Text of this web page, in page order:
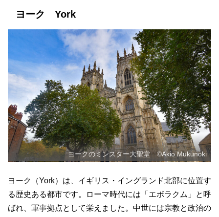
ヨーク York
ヨークのミンスター大聖堂 ©Akio Mukunoki
ヨーク（York）は、イギリス・イングランド北部に位置す
る歴史ある都市です。ローマ時代には「エボラクム」と呼
ばれ、軍事拠点として栄えました。中世には宗教と政治の